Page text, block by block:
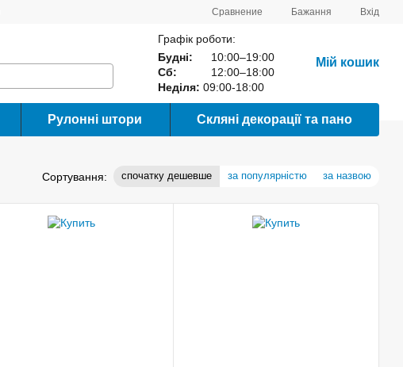
Сравнение Бажання Вхід
Графік роботи:
Будні:
10:00–19:00
Сб:
12:00–18:00
Неділя: 09:00-18:00
Мій кошик
Рулонні штори Скляні декорації та пано
Сортування: спочатку дешевше за популярністю за назвою